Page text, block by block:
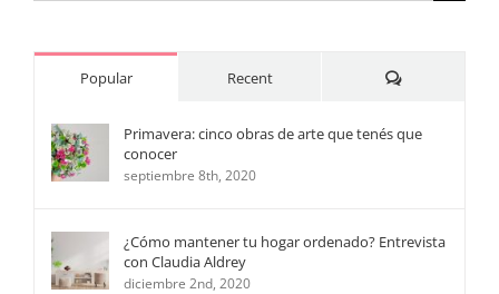
Popular Recent Comments
Primavera: cinco obras de arte que tenés que
conocer
septiembre 8th, 2020
¿Cómo mantener tu hogar ordenado? Entrevista
con Claudia Aldrey
diciembre 2nd, 2020